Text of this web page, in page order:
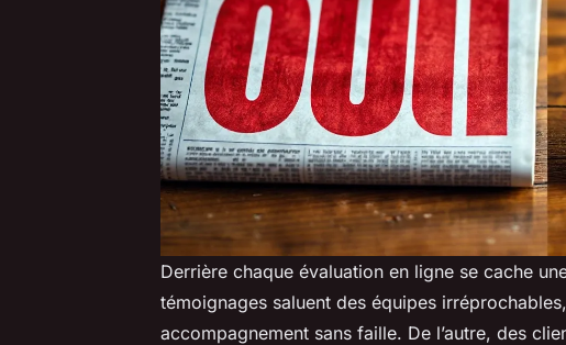
Derrière chaque évaluation en ligne se cache
témoignages saluent des équipes
accompagnement sans faille. De l’autre, des